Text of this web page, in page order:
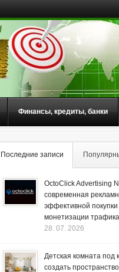
Финансы, кредиты, банки
Последние записи
OctoClick Advertising
современная
эффективной покупки
монетизации трафика
28. 07. 2026
Детская комната под
создать